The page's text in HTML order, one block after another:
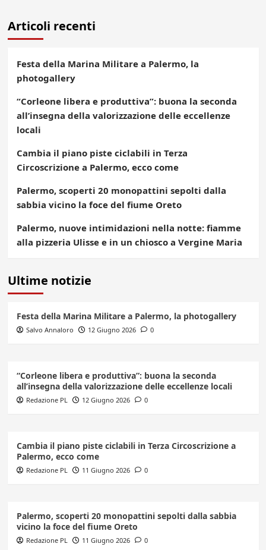
Articoli recenti
Festa della Marina Militare a Palermo, la
photogallery
“Corleone libera e produttiva”: buona la seconda
all’insegna della valorizzazione delle eccellenze
locali
Cambia il piano piste ciclabili in Terza
Circoscrizione a Palermo, ecco come
Palermo, scoperti 20 monopattini sepolti dalla
sabbia vicino la foce del fiume Oreto
Palermo, nuove intimidazioni nella notte: fiamme
alla pizzeria Ulisse e in un chiosco a Vergine Maria
Ultime notizie
Festa della Marina Militare a Palermo, la photogallery
Salvo Annaloro 12 Giugno 2026 0
“Corleone libera e produttiva”: buona la seconda
all’insegna della valorizzazione delle eccellenze locali
Redazione PL 12 Giugno 2026 0
Cambia il piano piste ciclabili in Terza Circoscrizione a
Palermo, ecco come
Redazione PL 11 Giugno 2026 0
Palermo, scoperti 20 monopattini sepolti dalla sabbia
vicino la foce del fiume Oreto
Redazione PL 11 Giugno 2026 0